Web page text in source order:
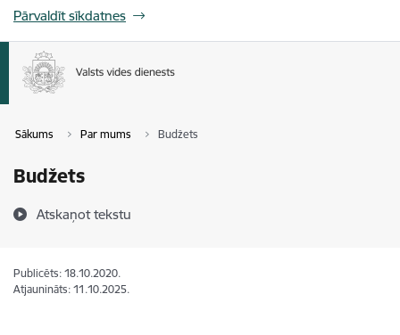
Pārvaldīt sīkdatnes
Sākums Par mums Budžets
Budžets
Atskaņot tekstu
Publicēts: 18.10.2020.
Atjaunināts: 11.10.2025.